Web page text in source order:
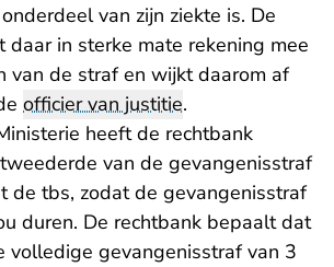
van zijn ziekte is. De
daar in sterke mate rekening mee
van de straf en wijkt daarom af
officier van justitie.
heeft de rechtbank
van de gevangenisstraf
de tbs, zodat de gevangenisstraf
duren. De rechtbank bepaalt dat
volledige gevangenisstraf van 3